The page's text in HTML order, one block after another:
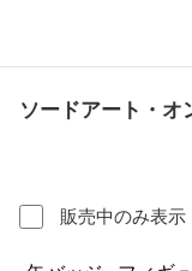
ソードアート・オ
販売中のみ表示